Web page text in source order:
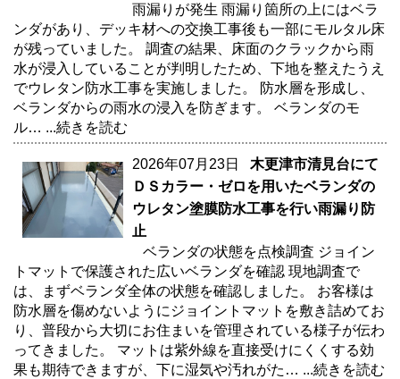
雨漏りが発生 雨漏り箇所の上にはベラ
ンダがあり、デッキ材への交換工事後も一部にモルタル床
が残っていました。 調査の結果、床面のクラックから雨
水が浸入していることが判明したため、下地を整えたうえ
でウレタン防水工事を実施しました。 防水層を形成し、
ベランダからの雨水の浸入を防ぎます。 ベランダのモ
ル… ...続きを読む
2026年07月23日 木更津市清見台にて
ＤＳカラー・ゼロを用いたベランダの
ウレタン塗膜防水工事を行い雨漏り防
止
ベランダの状態を点検調査 ジョイン
トマットで保護された広いベランダを確認 現地調査で
は、まずベランダ全体の状態を確認しました。 お客様は
防水層を傷めないようにジョイントマットを敷き詰めてお
り、普段から大切にお住まいを管理されている様子が伝わ
ってきました。 マットは紫外線を直接受けにくくする効
果も期待できますが、下に湿気や汚れがた… ...続きを読む